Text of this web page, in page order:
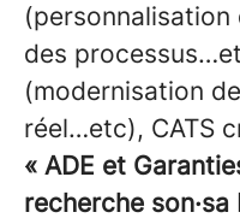
des
(modernisation
réel…etc), CATS
« ADE et
recherche son·sa